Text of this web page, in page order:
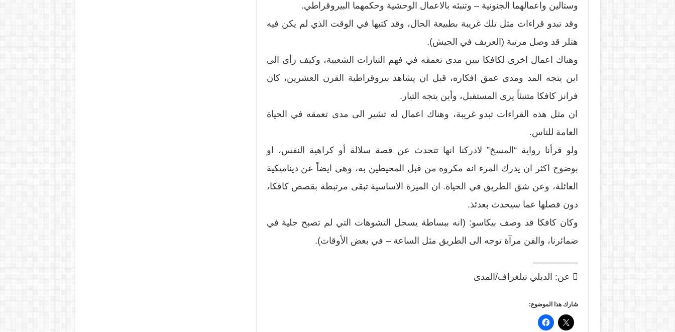
وستالين واعمالهما الجنونية – وتنبئه بالاعمال الوحشية وحكمهما البيروقراطي.
وقد تبدو قراءات مثل تلك غريبة بطبيعة الحال، وقد كتبها في الوقت الذي لم يكن فيه
هتلر قد وصل مرتبة (العريف في الجيش).
وهناك اعمال اخرى لكافكا تبين مدى تعمقه في فهم التيارات الشعبية، وكيف رأى الى
اين يتجه المد ومدى عمق افكاره، قبل ان يشاهد بيروقراطية القرن العشرين، كان
فرانز كافكا متنبئاً يرى المستقبل، وأين يتجه التيار.
ان مثل هذه القراءات تبدو غريبة، وهناك اعمال له تشير الى مدى تعمقه في الحياة
العامة للناس.
ولو قرأنا رواية “المسخ” لادركنا انها تتحدث عن قصة سلالة أو كراهية النفس، او
بوضوح اكثر ان يدرك المرء انه مكروه من قبل المحيطين به، وهي ايضاً عن ديناميكية
العائلة، وعن شق الطريق في الحياة. ان الميزة الاساسية تبقى مرتبطة بقصص كافكا،
دون فصلها عما سيحدث بعدئذ.
وكان كافكا قد وصف بيكاسو: (انه ببساطة يسجل التشوهات التي لم تصبح جلية في
ضمائرنا، والفن مرآة توجه الى الطريق مثل الساعة – في بعض الأوقات).
 عن: الديلي تيلغراف/المدى
شارك هذا الموضوع: